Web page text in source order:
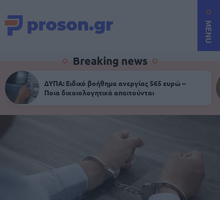
MENU
Breaking news
ΔΥΠΑ: Ειδικό βοήθημα ανεργίας 565 ευρώ –
Ποια δικαιολογητικά απαιτούνται